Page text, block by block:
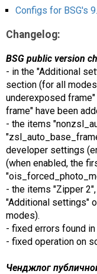
Configs for BSG's
Changelog:
BSG public version
- in the "Additional
section (for all
underexposed
frame" have been
- the items
developer settings
(when enabled, the
- the items "Zipper
"Additional settings"
modes).
- fixed errors found
- fixed operation on
Ченджлог